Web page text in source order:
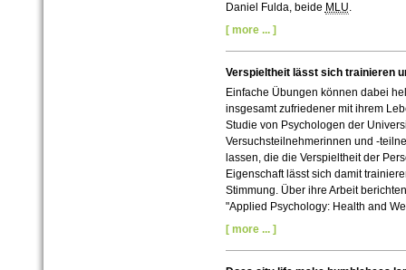
Daniel Fulda, beide MLU.
[ more ... ]
Verspieltheit lässt sich trainieren
Einfache Übungen können dabei
insgesamt zufriedener mit ihrem
Studie von Psychologen der
Versuchsteilnehmerinnen und -
lassen, die die Verspieltheit der
Eigenschaft lässt sich damit
Stimmung. Über ihre Arbeit
"Applied Psychology: Health and
[ more ... ]